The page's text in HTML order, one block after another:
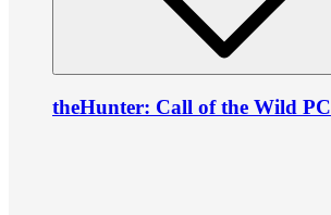
theHunter: Call of the Wild PC